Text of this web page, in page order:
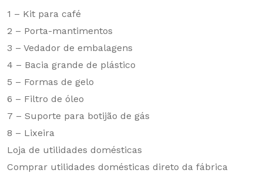
1 – Kit para café
2 – Porta-mantimentos
3 – Vedador de embalagens
4 – Bacia grande de plástico
5 – Formas de gelo
6 – Filtro de óleo
7 – Suporte para botijão de gás
8 – Lixeira
Loja de utilidades domésticas
Comprar utilidades domésticas direto da fábrica